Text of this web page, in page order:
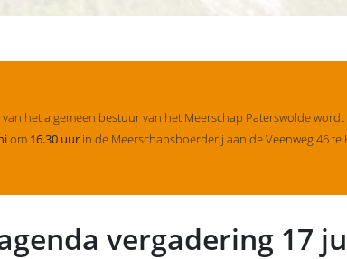
van het algemeen bestuur van het Meerschap Paterswolde
om 16.30 uur in de Meerschapsboerderij aan de Veenweg 46 te
vergadering 17